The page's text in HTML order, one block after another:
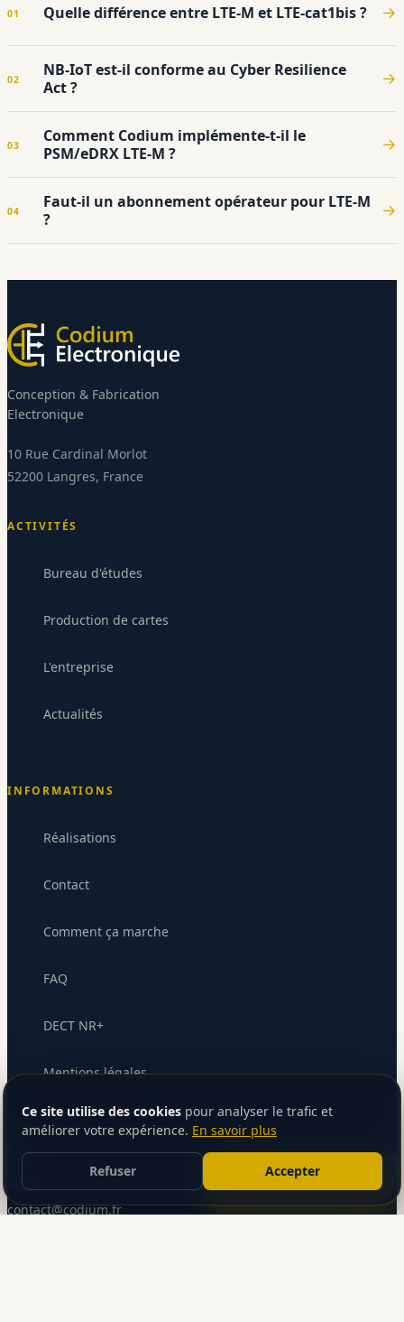
Ce site utilise des cookies pour analyser le trafic et
améliorer votre expérience. En savoir plus
Refuser Accepter
Quelle différence entre LTE-M et LTE-cat1bis ?
NB-IoT est-il conforme au Cyber Resilience
Act ?
Comment Codium implémente-t-il le
PSM/eDRX LTE-M ?
Faut-il un abonnement opérateur pour LTE-M
?
Conception & Fabrication
Electronique
10 Rue Cardinal Morlot
52200 Langres, France
ACTIVITÉS
Bureau d'études
Production de cartes
L'entreprise
Actualités
INFORMATIONS
Réalisations
Contact
Comment ça marche
FAQ
DECT NR+
Mentions légales
CONTACT
09 50 16 03 52
contact@codium.fr
CE Codium Electronique
Répond sous 24-48h
Parlons de votre projet